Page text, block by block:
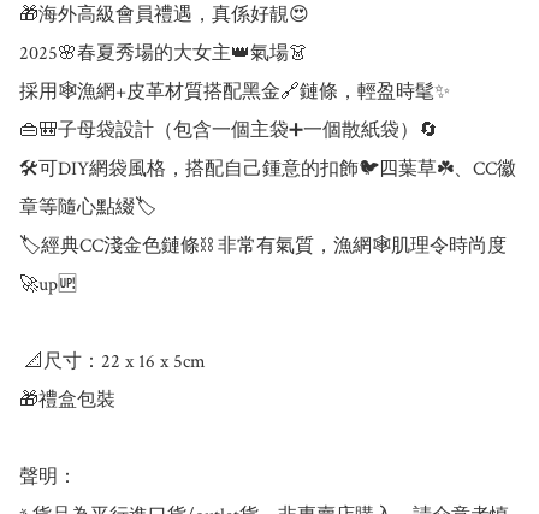
🎁海外高級會員禮遇，真係好靚😍
2025🌸春夏秀場的大女主👑氣場👗
採用🕸️漁網+皮革材質搭配黑金🔗鏈條，輕盈時髦✨
👜🎒子母袋設計（包含一個主袋➕一個散紙袋）🔄
🛠️可DIY網袋風格，搭配自己鍾意的扣飾🐦四葉草☘️、CC徽
章等隨心點綴🏷️
🏷️經典CC淺金色鏈條⛓️ 非常有氣質，漁網🕸️肌理令時尚度
🚀up🆙
🎁禮盒包裝
聲明：